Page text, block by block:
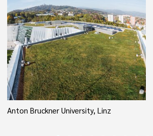
Anton Bruckner University, Linz